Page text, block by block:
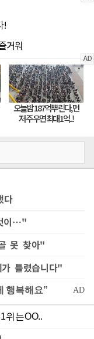
다
이…"
못 찾아"
틀렸습니다"